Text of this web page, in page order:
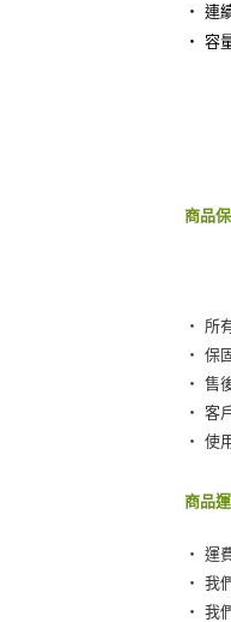
‧ 連
‧ 容
商品
‧ 所
‧ 保
‧ 售
‧ 客
‧ 使
商品
‧ 運
‧ 我
‧ 我